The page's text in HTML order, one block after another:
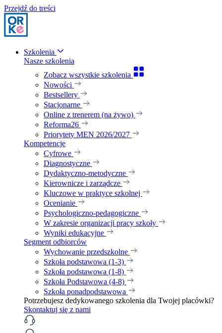
Przejdź do treści
Szkolenia
Nasze szkolenia
Zobacz wszystkie szkolenia
Nowości
Bestsellery
Stacjonarne
Online z trenerem (na żywo)
Reforma26
Priorytety MEN 2026/2027
Kompetencje
Cyfrowe
Diagnostyczne
Dydaktyczno-metodyczne
Kierownicze i zarządcze
Kluczowe w praktyce szkolnej
Ocenianie
Psychologiczno-pedagogiczne
W zakresie organizacji pracy szkoły
Wyniki edukacyjne
Segment odbiorców
Wychowanie przedszkolne
Szkoła podstawowa (1-3)
Szkoła podstawowa (1-8)
Szkoła Podstawowa (4-8)
Szkoła ponadpodstawowa
Potrzebujesz dedykowanego szkolenia dla Twojej placówki?
Skontaktuj się z nami